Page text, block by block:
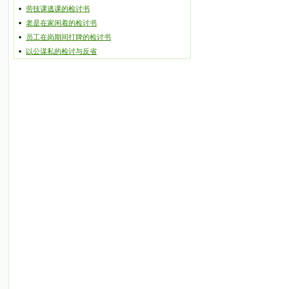
劳技课逃课的检讨书
老是在家闲着的检讨书
员工在岗期间打牌的检讨书
以公谋私的检讨与反省